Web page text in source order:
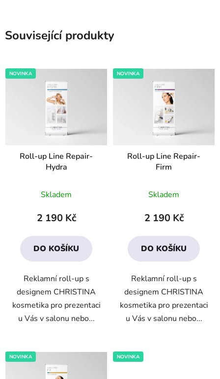
Související produkty
NOVINKA
Roll-up Line Repair-
Hydra
Skladem
2 190 Kč
DO KOŠÍKU
Reklamní roll-up s
designem CHRISTINA
kosmetika pro prezentaci
u Vás v salonu nebo...
NOVINKA
Roll-up Line Repair-
Firm
Skladem
2 190 Kč
DO KOŠÍKU
Reklamní roll-up s
designem CHRISTINA
kosmetika pro prezentaci
u Vás v salonu nebo...
NOVINKA NOVINKA